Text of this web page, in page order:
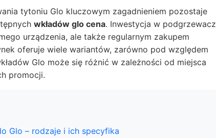
tytoniu Glo kluczowym zagadnieniem pozostaje
wkładów glo cena. Inwestycja w podgrzewacz
urządzenia, ale także regularnym zakupem
oferuje wiele wariantów, zarówno pod względem
Glo może się różnić w zależności od miejsca
promocji.
Glo – rodzaje i ich specyfika